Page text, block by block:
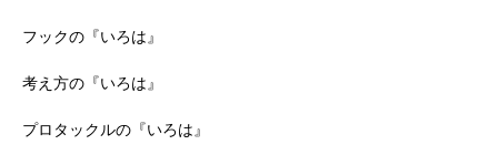
フックの『いろは』
考え方の『いろは』
プロタックルの『いろは』